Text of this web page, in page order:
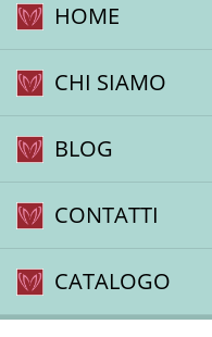
HOME
CHI SIAMO
BLOG
CONTATTI
CATALOGO